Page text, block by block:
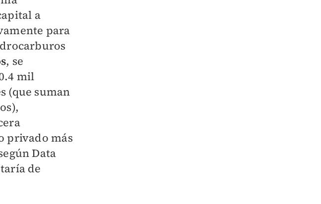
a
para
, se
mil
(que suman
privado más
Data
de